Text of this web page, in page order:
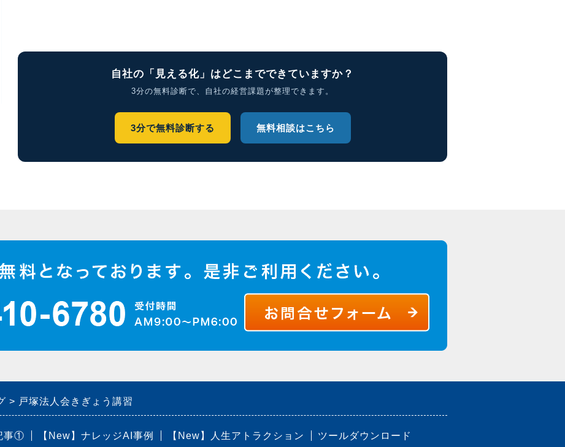
自社の「見える化」はどこまでできていますか？
3分の無料診断で、自社の経営課題が整理できます。
3分で無料診断する 無料相談はこちら
戸塚法人会きぎょう講習
事① 【New】ナレッジAI事例 【New】人生アトラクション ツールダウンロード